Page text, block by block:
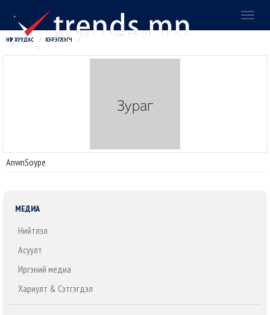
НҮҮР ХУУДАС ХЭРЭГЛЭГЧ
AnwnSoype
МЕДИА
Нийтлэл
Асуулт
Иргэний медиа
Хариулт & Сэтгэгдэл